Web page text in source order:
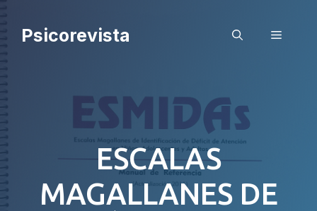
Psicorevista Menú
ESCALAS
MAGALLANES DE